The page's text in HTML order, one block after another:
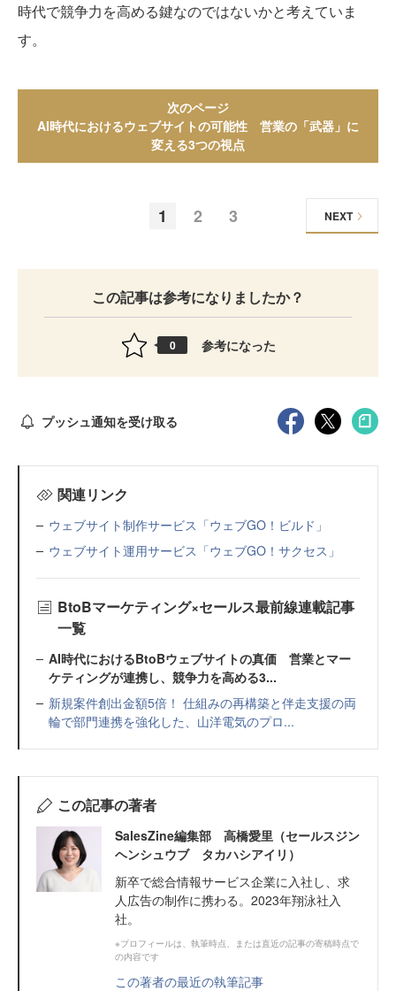
時代で競争力を高める鍵なのではないかと考えていま
す。
次のページ
AI時代におけるウェブサイトの可能性 営業の「武器」に
変える3つの視点
1 2 3 NEXT
この記事は参考になりましたか？
0 参考になった
プッシュ通知を受け取る
関連リンク
ウェブサイト制作サービス「ウェブGO！ビルド」
ウェブサイト運用サービス「ウェブGO！サクセス」
BtoBマーケティング×セールス最前線連載記事
一覧
AI時代におけるBtoBウェブサイトの真価 営業とマー
ケティングが連携し、競争力を高める3...
新規案件創出金額5倍！ 仕組みの再構築と伴走支援の両
輪で部門連携を強化した、山洋電気のプロ...
この記事の著者
SalesZine編集部 高橋愛里（セールスジン
ヘンシュウブ タカハシアイリ）
新卒で総合情報サービス企業に入社し、求
人広告の制作に携わる。2023年翔泳社入
社。
※プロフィールは、執筆時点、または直近の記事の寄稿時点で
の内容です
この著者の最近の執筆記事